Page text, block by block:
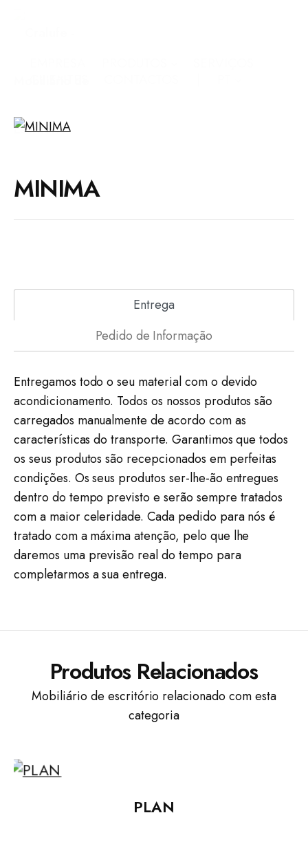
MINIMA
Entrega
Pedido de Informação
Entregamos todo o seu material com o devido
acondicionamento. Todos os nossos produtos são
carregados manualmente de acordo com as
características do transporte. Garantimos que todos
os seus produtos são recepcionados em perfeitas
condições. Os seus produtos ser-lhe-ão entregues
dentro do tempo previsto e serão sempre tratados
com a maior celeridade. Cada pedido para nós é
tratado com a máxima atenção, pelo que lhe
daremos uma previsão real do tempo para
completarmos a sua entrega.
Produtos Relacionados
Mobiliário de escritório relacionado com esta
categoria
PLAN